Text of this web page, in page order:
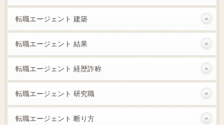
転職エージェント 建築
転職エージェント 結果
転職エージェント 経歴詐称
転職エージェント 研究職
転職エージェント 断り方